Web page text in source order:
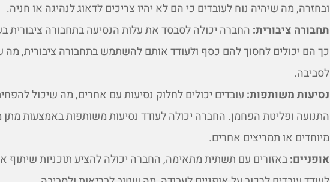
ובחזרה, מה שיהיה נוח לעובדים כי הם לא יהיו צריכים לדאוג לנהיגה או חניה.
תחבורה ציבורית: החברה יכולה לסבסד את עלות הנסיעה בתחבורה ציבורית
כך הם יכולים לחסוך להם כסף ולעודד אותם להשתמש בתחבורה ציבורית, מה
לסביבה.
נסיעות משותפות: עובדים יכולים לחלוק נסיעות עם אחרים, מה שיכול
התנועה ופליטת הפחמן. החברה יכולה לעודד נסיעות משותפות באמצעות מתן
מיוחדים או תמריצים אחרים.
אופניים:באזורים עם תשתית מתאימה, החברה יכולה להציע תוכניות שיתוף